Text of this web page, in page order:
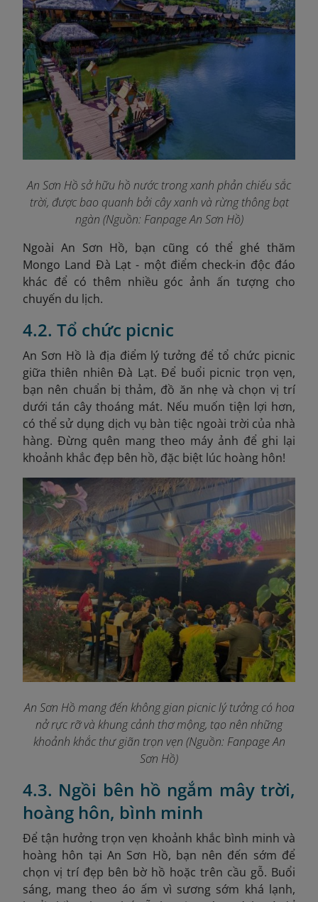
An Sơn Hồ sở hữu hồ nước trong xanh phản chiếu sắc
trời, được bao quanh bởi cây xanh và rừng thông bạt
ngàn (Nguồn: Fanpage An Sơn Hồ)
Ngoài An Sơn Hồ, bạn cũng có thể ghé thăm
Mongo Land Đà Lạt - mộtđiểm check-in độc đáo
khác để có thêm nhiều góc ảnh ấn tượng cho
chuyến du lịch.
4.2. Tổ chức picnic
An Sơn Hồ là địa điểm lý tưởng để tổ chức picnic
giữa thiên nhiên Đà Lạt. Để buổi picnic trọn vẹn,
bạn nên chuẩn bị thảm, đồ ăn nhẹ và chọn vị trí
dưới tán cây thoáng mát. Nếu muốn tiện lợi hơn,
có thể sử dụng dịch vụ bàn tiệc ngoài trời của nhà
hàng. Đừng quên mang theo máy ảnh để ghi lại
khoảnh khắc đẹp bên hồ, đặc biệt lúc hoàng hôn!
An Sơn Hồ mang đến không gian picnic lý tưởng có hoa
nở rực rỡ và khung cảnh thơ mộng, tạo nên những
khoảnh khắc thư giãn trọn vẹn (Nguồn: Fanpage An
Sơn Hồ)
4.3. Ngồi bên hồ ngắm mây trời,
hoàng hôn, bình minh
Để tận hưởng trọn vẹn khoảnh khắc bình minh và
hoàng hôn tại An Sơn Hồ, bạn nên đến sớm để
chọn vị trí đẹp bên bờ hồ hoặc trên cầu gỗ. Buổi
sáng, mang theo áo ấm vì sương sớm khá lạnh,